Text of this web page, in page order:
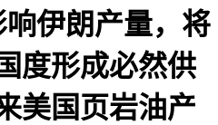
伊朗产量，将
度形成必然供
美国页岩油产